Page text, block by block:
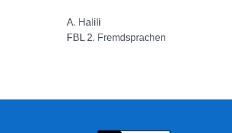
A. Halili
FBL 2. Fremdsprachen